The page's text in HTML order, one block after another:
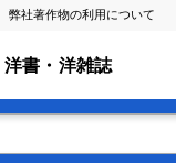
弊社著作物の利用について
洋書・洋雑誌